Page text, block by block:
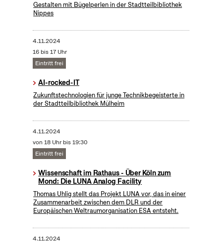
Gestalten mit Bügelperlen in der Stadtteilbibliothek
Nippes
4.11.2024
16 bis 17 Uhr
Eintritt frei
AI-rocked-IT
Zukunftstechnologien für junge Technikbegeisterte in
der Stadtteilbibliothek Mülheim
4.11.2024
von 18 Uhr bis 19:30
Eintritt frei
Wissenschaft im Rathaus - Über Köln zum
Mond: Die LUNA Analog Facility
Thomas Uhlig stellt das Projekt LUNA vor, das in einer
Zusammenarbeit zwischen dem DLR und der
Europäischen Weltraumorganisation ESA entsteht.
4.11.2024